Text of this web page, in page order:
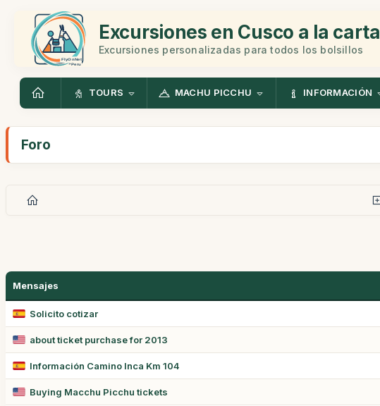
Excursiones en Cusco a la carta
Excursiones personalizadas para todos los bolsillos
TOURS MACHU PICCHU INFORMACIÓN
Foro
Mensajes
Solicito cotizar
about ticket purchase for 2013
Información Camino Inca Km 104
Buying Macchu Picchu tickets